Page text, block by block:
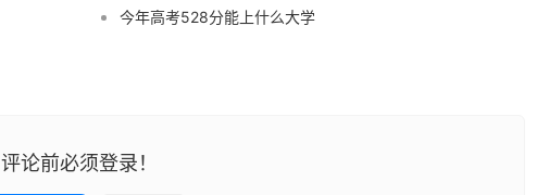
今年高考528分能上什么大学
评论前必须登录！